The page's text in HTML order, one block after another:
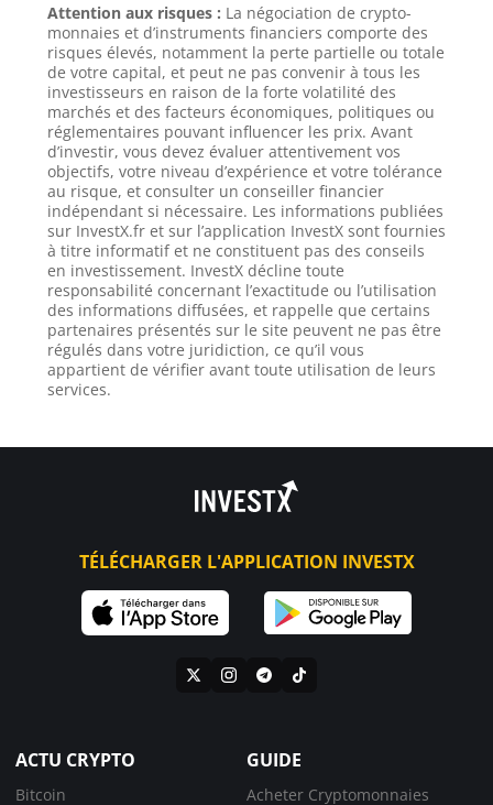
Attention aux risques : La négociation de crypto-
monnaies et d’instruments financiers comporte des
risques élevés, notamment la perte partielle ou totale
de votre capital, et peut ne pas convenir à tous les
investisseurs en raison de la forte volatilité des
marchés et des facteurs économiques, politiques ou
réglementaires pouvant influencer les prix. Avant
d’investir, vous devez évaluer attentivement vos
objectifs, votre niveau d’expérience et votre tolérance
au risque, et consulter un conseiller financier
indépendant si nécessaire. Les informations publiées
sur InvestX.fr et sur l’application InvestX sont fournies
à titre informatif et ne constituent pas des conseils
en investissement. InvestX décline toute
responsabilité concernant l’exactitude ou l’utilisation
des informations diffusées, et rappelle que certains
partenaires présentés sur le site peuvent ne pas être
régulés dans votre juridiction, ce qu’il vous
appartient de vérifier avant toute utilisation de leurs
services.
TÉLÉCHARGER L'APPLICATION INVESTX
ACTU CRYPTO
Bitcoin
GUIDE
Acheter Cryptomonnaies